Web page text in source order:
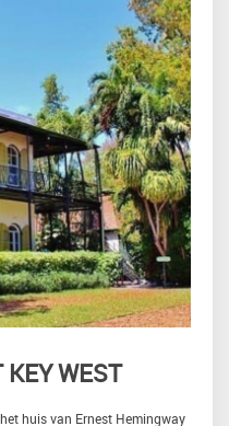
KEY WEST
huis van Ernest Hemingway